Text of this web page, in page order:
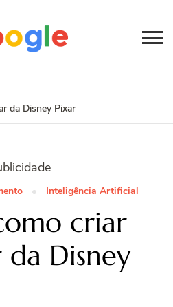
da Disney Pixar
Inteligência Artificial
criar
da Disney